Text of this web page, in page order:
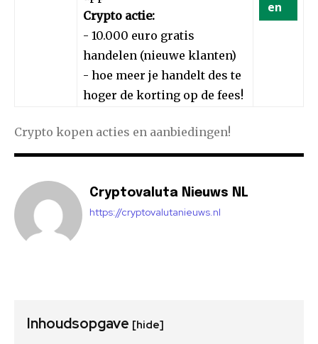
Crypto actie:
- 10.000 euro gratis
handelen (nieuwe klanten)
- hoe meer je handelt des te
hoger de korting op de fees!
en
Crypto kopen acties en aanbiedingen!
Cryptovaluta Nieuws NL
https://cryptovalutanieuws.nl
Inhoudsopgave [hide]